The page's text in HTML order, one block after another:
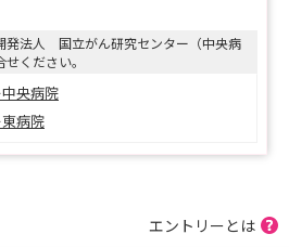
発法人 国立がん研究センター（中央病
ください。
央病院
病院
エントリーとは